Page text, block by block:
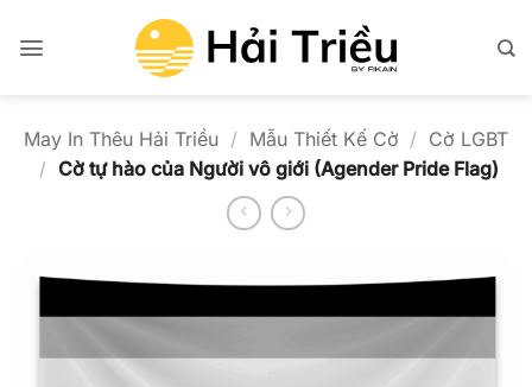
qua
May In Thêu Hải Triều / Mẫu Thiết Kế Cờ / Cờ LGBT
/ Cờ tự hào của Người vô giới (Agender Pride Flag)